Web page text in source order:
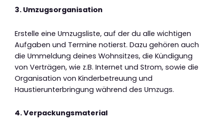
3. Umzugsorganisation
Erstelle eine Umzugsliste, auf der du alle wichtigen
Aufgaben und Termine notierst. Dazu gehören auch
die Ummeldung deines Wohnsitzes, die Kündigung
von Verträgen, wie z.B. Internet und Strom, sowie die
Organisation von Kinderbetreuung und
Haustierunterbringung während des Umzugs.
4. Verpackungsmaterial